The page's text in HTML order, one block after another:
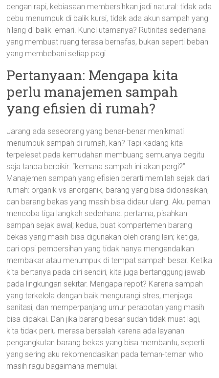
dengan rapi, kebiasaan membersihkan jadi natural: tidak ada
debu menumpuk di balik kursi, tidak ada akun sampah yang
hilang di balik lemari. Kunci utamanya? Rutinitas sederhana
yang membuat ruang terasa bernafas, bukan seperti beban
yang membebani setiap pagi.
Pertanyaan: Mengapa kita
perlu manajemen sampah
yang efisien di rumah?
Jarang ada seseorang yang benar-benar menikmati
menumpuk sampah di rumah, kan? Tapi kadang kita
terpeleset pada kemudahan membuang semuanya begitu
saja tanpa berpikir: “kemana sampah ini akan pergi?”
Manajemen sampah yang efisien berarti memilah sejak dari
rumah: organik vs anorganik, barang yang bisa didonasikan,
dan barang bekas yang masih bisa didaur ulang. Aku pernah
mencoba tiga langkah sederhana: pertama, pisahkan
sampah sejak awal; kedua, buat kompartemen barang
bekas yang masih bisa digunakan oleh orang lain; ketiga,
cari opsi pembersihan yang tidak hanya mengandalkan
membakar atau menumpuk di tempat sampah besar. Ketika
kita bertanya pada diri sendiri, kita juga bertanggung jawab
pada lingkungan sekitar. Mengapa repot? Karena sampah
yang terkelola dengan baik mengurangi stres, menjaga
sanitasi, dan memperpanjang umur perabotan yang masih
bisa dipakai. Dan jika barang besar sudah tidak muat lagi,
kita tidak perlu merasa bersalah karena ada layanan
pengangkutan barang bekas yang bisa membantu, seperti
yang sering aku rekomendasikan pada teman-teman who
masih ragu bagaimana memulai.